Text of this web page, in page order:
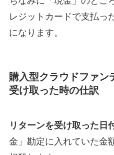
レジットカードで支払っ
になります。
購入型クラウドファン
受け取った時の仕訳
リターンを受け取った日
金」勘定に入れていた金